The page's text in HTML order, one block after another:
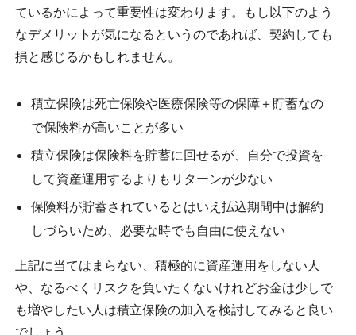
ているかによって重要性は変わります。もし以下のよう
なデメリットが気になるというのであれば、契約しても
損と感じるかもしれません。
積立保険は死亡保険や医療保険等の保障＋貯蓄なの
で保険料が高いことが多い
積立保険は保険料を貯蓄に回せるが、自分で投資を
して資産運用するよりもリターンが少ない
保険料が貯蓄されているとはいえ払込期間中は解約
しづらいため、必要な時でも自由に使えない
上記に当てはまらない、積極的に資産運用をしない人
や、なるべくリスクを負いたくないけれどお金は少しで
も増やしたい人は積立保険の加入を検討してみると良い